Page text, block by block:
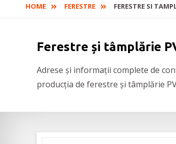
HOME FERESTRE FERESTRE SI
Ferestre și tâmplărie
Adrese și informații complete de
producția de ferestre și tâmplărie